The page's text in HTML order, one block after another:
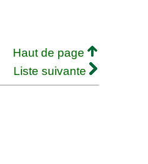
Haut de page
Liste suivante